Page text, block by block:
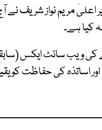
اعلیٰ مریم نواز شریف نے
کیا ہے۔
ویب سائٹ ایکس (سابقہ
اساتذہ کی حفاظت کو